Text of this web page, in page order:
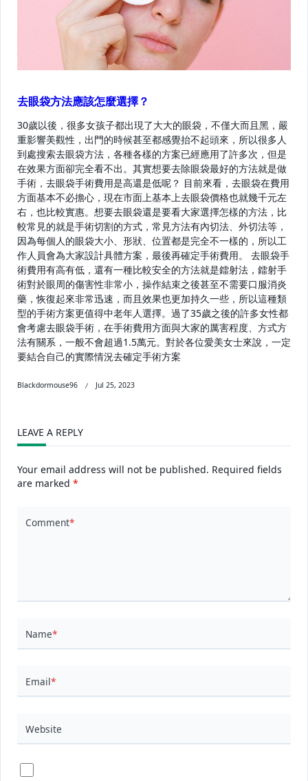
去眼袋方法應該怎麼選擇？
30歲以後，很多女孩子都出現了大大的眼袋，不僅大而且黑，嚴
重影響美觀性，出門的時候甚至都感覺抬不起頭來，所以很多人
到處搜索去眼袋方法，各種各樣的方案已經應用了許多次，但是
在效果方面卻完全看不出。其實想要去除眼袋最好的方法就是做
手術，去眼袋手術費用是高還是低呢？ 目前來看，去眼袋在費用
方面基本不必擔心，現在市面上基本上去眼袋價格也就幾千元左
右，也比較實惠。想要去眼袋還是要看大家選擇怎樣的方法，比
較常見的就是手術切割的方式，常見方法有內切法、外切法等，
因為每個人的眼袋大小、形狀、位置都是完全不一樣的，所以工
作人員會為大家設計具體方案，最後再確定手術費用。 去眼袋手
術費用有高有低，還有一種比較安全的方法就是鐳射法，鐳射手
術對於眼周的傷害性非常小，操作結束之後甚至不需要口服消炎
藥，恢復起來非常迅速，而且效果也更加持久一些，所以這種類
型的手術方案更值得中老年人選擇。過了35歲之後的許多女性都
會考慮去眼袋手術，在手術費用方面與大家的厲害程度、方式方
法有關系，一般不會超過1.5萬元。對於各位愛美女士來說，一定
要結合自己的實際情況去確定手術方案
Blackdormouse96 Jul 25, 2023
LEAVE A REPLY
Your email address will not be published. Required fields
are marked *
Comment*
Name*
Email*
Website